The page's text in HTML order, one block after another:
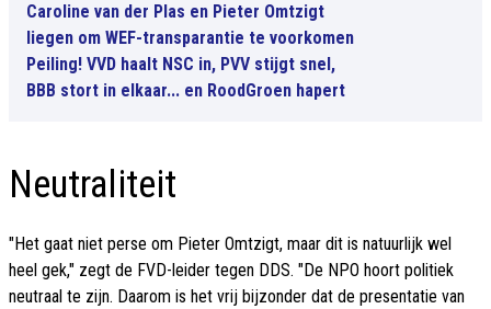
Caroline van der Plas en Pieter Omtzigt
liegen om WEF-transparantie te voorkomen
Peiling! VVD haalt NSC in, PVV stijgt snel,
BBB stort in elkaar... en RoodGroen hapert
Neutraliteit
"Het gaat niet perse om Pieter Omtzigt, maar dit is natuurlijk wel
heel gek," zegt de FVD-leider tegen DDS. "De NPO hoort politiek
neutraal te zijn. Daarom is het vrij bijzonder dat de presentatie van